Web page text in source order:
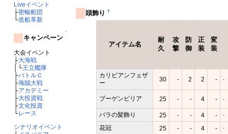
Liveイベント
├密輸船団
└造船革新
↑
キャンペーン
大会イベント
├大海戦
│└王立艦隊
├バトルＣ
├海賊大戦
├アカデミー
├大投資戦
├文化投資
└レース
シナリオイベント
頭飾り†
アイテム名
耐
久
攻
撃
防
御
正
装
変
装
カリビアンフェザ
ー
30 - 2 2 - -
ブーゲンビリア 25 - - 4 - -
バラの髪飾り 25 - - 4 - -
花冠 25 - - 4 - -